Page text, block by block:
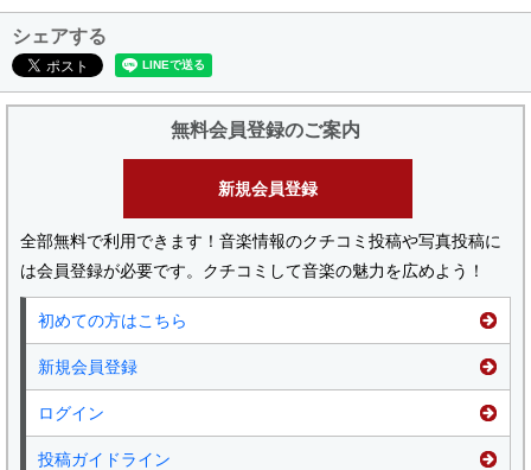
シェアする
無料会員登録のご案内
新規会員登録
全部無料で利用できます！音楽情報のクチコミ投稿や写真投稿に
は会員登録が必要です。クチコミして音楽の魅力を広めよう！
初めての方はこちら
新規会員登録
ログイン
投稿ガイドライン